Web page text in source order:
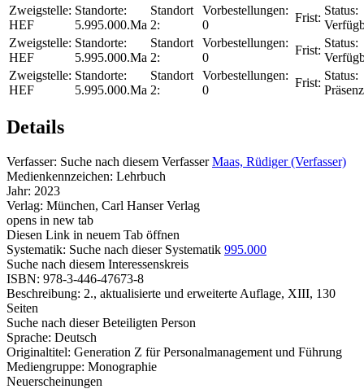
Zweigstelle:
HEF
Standorte:
5.995.000.Ma
Standort
2:
Vorbestellungen:
0
Frist:
Status:
Zweigstelle:
HEF
Standorte:
5.995.000.Ma
Standort
2:
Vorbestellungen:
0
Frist:
Status:
Zweigstelle:
HEF
Standorte:
5.995.000.Ma
Standort
2:
Vorbestellungen:
0
Frist:
Status:
Details
Verfasser: Suche nach diesem Verfasser Maas, Rüdiger (Verfasser)
Medienkennzeichen: Lehrbuch
Jahr: 2023
Verlag: München, Carl Hanser Verlag
opens in new tab
Diesen Link in neuem Tab öffnen
Systematik: Suche nach dieser Systematik 995.000
Suche nach diesem Interessenskreis
ISBN: 978-3-446-47673-8
Beschreibung: 2., aktualisierte und erweiterte Auflage, XIII, 130
Seiten
Suche nach dieser Beteiligten Person
Sprache: Deutsch
Originaltitel: Generation Z für Personalmanagement und Führung
Mediengruppe: Monographie
Neuerscheinungen